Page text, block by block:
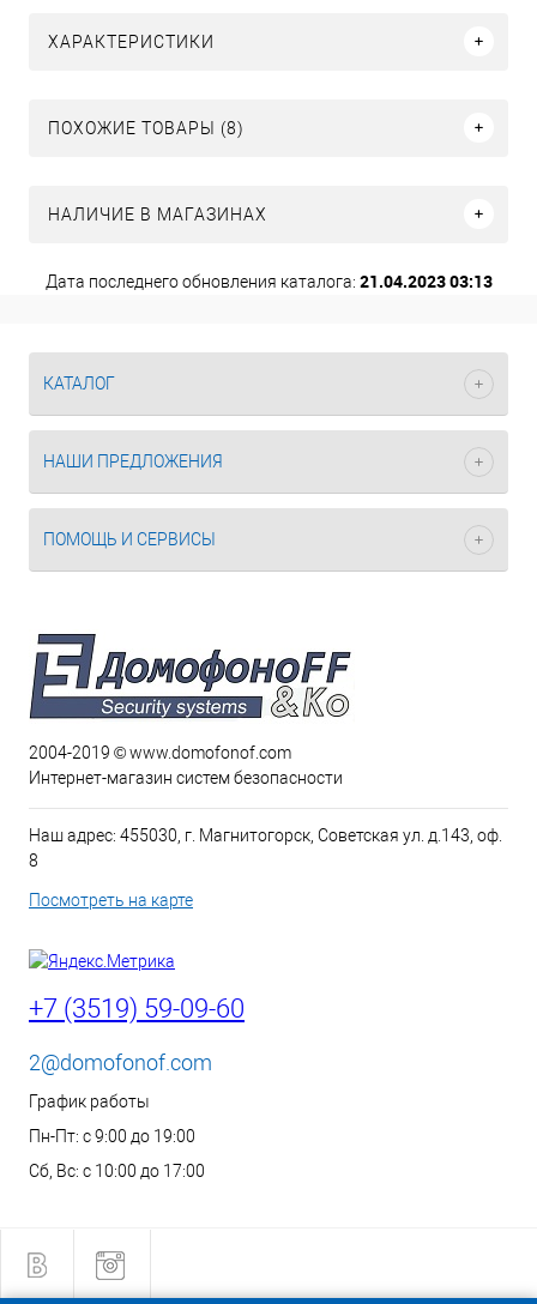
ХАРАКТЕРИСТИКИ
ПОХОЖИЕ ТОВАРЫ (8)
НАЛИЧИЕ В МАГАЗИНАХ
Дата последнего обновления каталога: 21.04.2023 03:13
КАТАЛОГ
НАШИ ПРЕДЛОЖЕНИЯ
ПОМОЩЬ И СЕРВИСЫ
2004-2019 © www.domofonof.com
Интернет-магазин систем безопасности
Наш адрес: 455030, г. Магнитогорск, Советская ул. д.143, оф.
8
Посмотреть на карте
+7 (3519) 59-09-60
2@domofonof.com
График работы
Пн-Пт: с 9:00 до 19:00
Сб, Вс: с 10:00 до 17:00